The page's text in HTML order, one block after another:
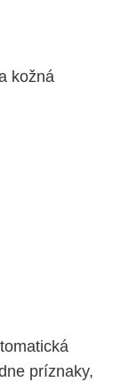
kožná
príznaky,